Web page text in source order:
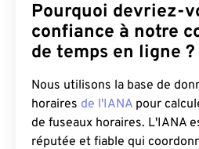
Pourquoi devriez-
confiance à notre
de temps en ligne ?
Nous utilisons la base de
horaires de l'IANA pour
de fuseaux horaires. L'IANA
réputée et fiable qui